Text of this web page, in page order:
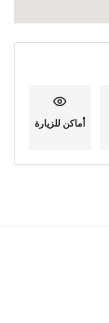
أماكن للزيارة